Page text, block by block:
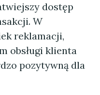
dostęp
W
reklamacji,
obsługi klienta
pozytywną dla